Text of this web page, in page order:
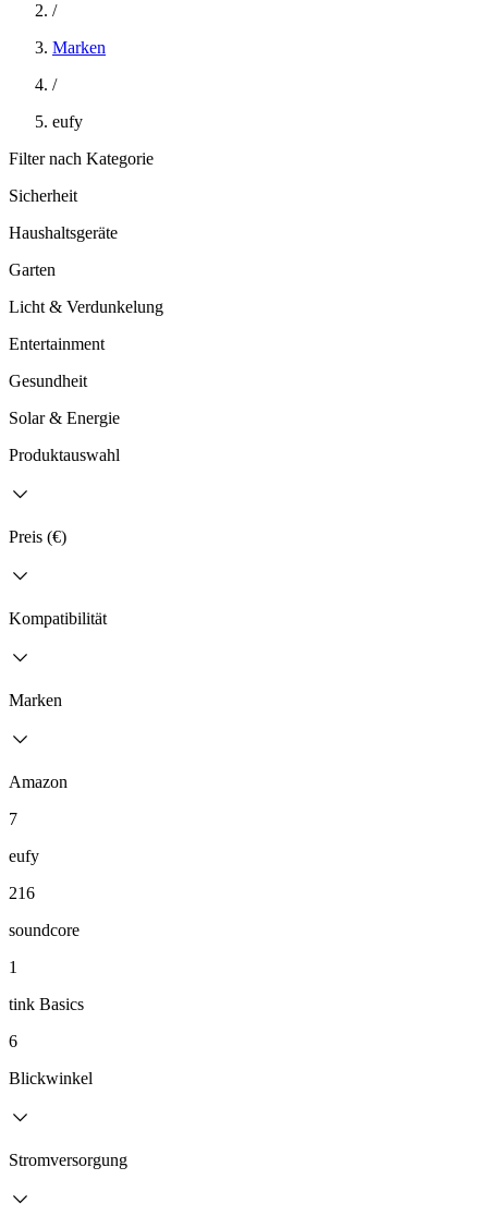
/
Marken
/
eufy
Filter nach Kategorie
Sicherheit
Haushaltsgeräte
Garten
Licht & Verdunkelung
Entertainment
Gesundheit
Solar & Energie
Produktauswahl
Preis (€)
Kompatibilität
Marken
Amazon
7
eufy
216
soundcore
1
tink Basics
6
Blickwinkel
Stromversorgung